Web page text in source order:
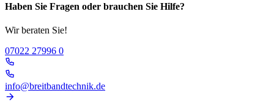
Haben Sie Fragen oder brauchen Sie Hilfe?
Wir beraten Sie!
07022 27996 0
info@breitbandtechnik.de